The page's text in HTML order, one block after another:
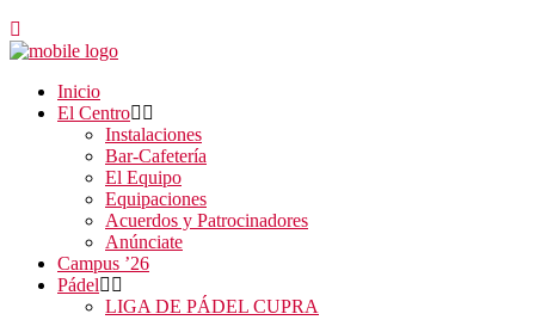
Inicio
El Centro
Instalaciones
Bar-Cafetería
El Equipo
Equipaciones
Acuerdos y Patrocinadores
Anúnciate
Campus ’26
Pádel
LIGA DE PÁDEL CUPRA